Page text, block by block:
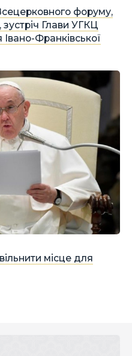
форуму,
Глави УГКЦ
Івано-Франківської
місце для